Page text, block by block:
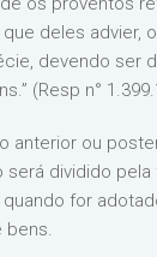
deles advier,
devendo ser
(Resp n°
anterior ou
será dividido
for
bens.